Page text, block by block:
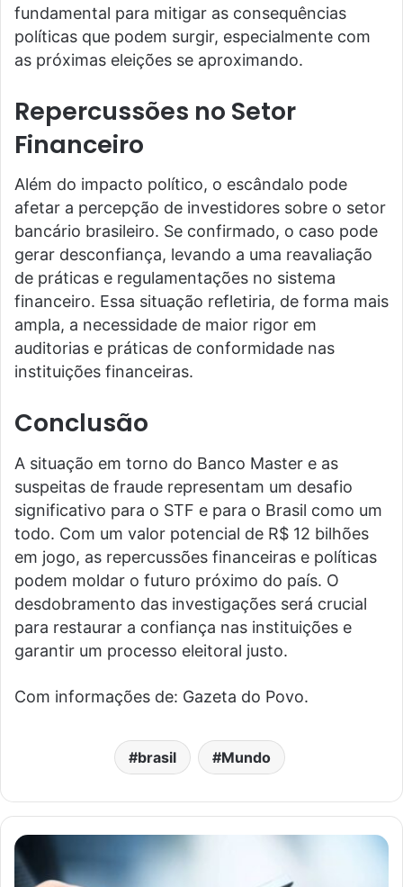
fundamental para mitigar as consequências
políticas que podem surgir, especialmente com
as próximas eleições se aproximando.
Repercussões no Setor
Financeiro
Além do impacto político, o escândalo pode
afetar a percepção de investidores sobre o setor
bancário brasileiro. Se confirmado, o caso pode
gerar desconfiança, levando a uma reavaliação
de práticas e regulamentações no sistema
financeiro. Essa situação refletiria, de forma mais
ampla, a necessidade de maior rigor em
auditorias e práticas de conformidade nas
instituições financeiras.
Conclusão
A situação em torno do Banco Master e as
suspeitas de fraude representam um desafio
significativo para o STF e para o Brasil como um
todo. Com um valor potencial de R$ 12 bilhões
em jogo, as repercussões financeiras e políticas
podem moldar o futuro próximo do país. O
desdobramento das investigações será crucial
para restaurar a confiança nas instituições e
garantir um processo eleitoral justo.
Com informações de: Gazeta do Povo.
brasil Mundo